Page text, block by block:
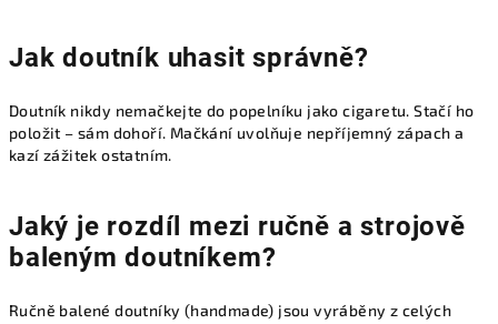
Jak doutník uhasit správně?
Doutník nikdy nemačkejte do popelníku jako cigaretu. Stačí ho
položit – sám dohoří. Mačkání uvolňuje nepříjemný zápach a
kazí zážitek ostatním.
Jaký je rozdíl mezi ručně a strojově
baleným doutníkem?
Ručně balené doutníky (handmade) jsou vyráběny z celých